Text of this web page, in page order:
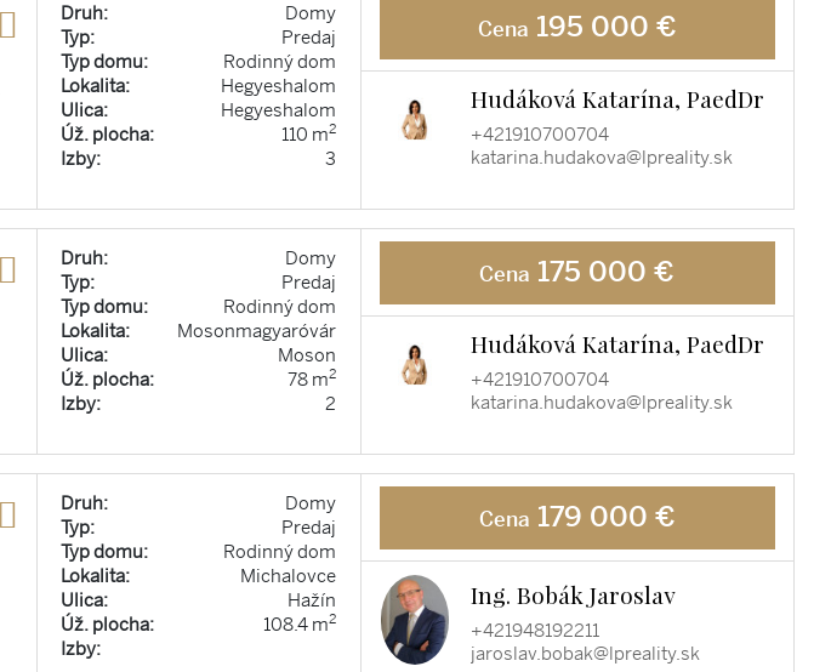
Druh:
Domy
Typ:
Predaj
Typ domu:
Rodinný dom
Lokalita:
Hegyeshalom
Ulica:
Hegyeshalom
Úž. plocha:
110 m2
Izby: 3
Cena 195 000 €
Hudáková Katarína, PaedDr
+421910700704
katarina.hudakova@lpreality.sk
Druh:
Domy
Typ:
Predaj
Typ domu:
Rodinný dom
Lokalita:
Mosonmagyaróvár
Ulica:
Moson
Úž. plocha:
78 m2
Izby: 2
Cena 175 000 €
Hudáková Katarína, PaedDr
+421910700704
katarina.hudakova@lpreality.sk
Druh:
Domy
Typ:
Predaj
Typ domu:
Rodinný dom
Lokalita:
Michalovce
Ulica:
Hažín
Úž. plocha:
108.4 m2
Izby:
Cena 179 000 €
Ing. Bobák Jaroslav
+421948192211
jaroslav.bobak@lpreality.sk